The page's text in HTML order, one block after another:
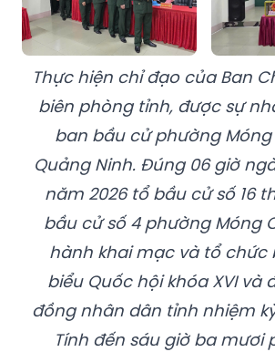
Thực hiện chỉ đạo của Ban
biên phòng tỉnh, được sự
ban bầu cử phường Móng
Quảng Ninh. Đúng 06 giờ
năm 2026 tổ bầu cử số 16
bầu cử số 4 phường Móng
hành khai mạc và tổ chức
biểu Quốc hội khóa XVI và
đồng nhân dân tỉnh nhiệm kỳ
Tính đến sáu giờ ba mươi